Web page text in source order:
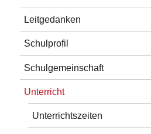
Leitgedanken
Schulprofil
Schulgemeinschaft
Unterricht
Unterrichtszeiten